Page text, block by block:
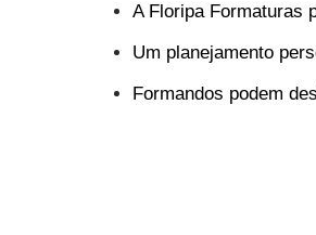
A Floripa Formaturas
Um planejamento
Formandos podem